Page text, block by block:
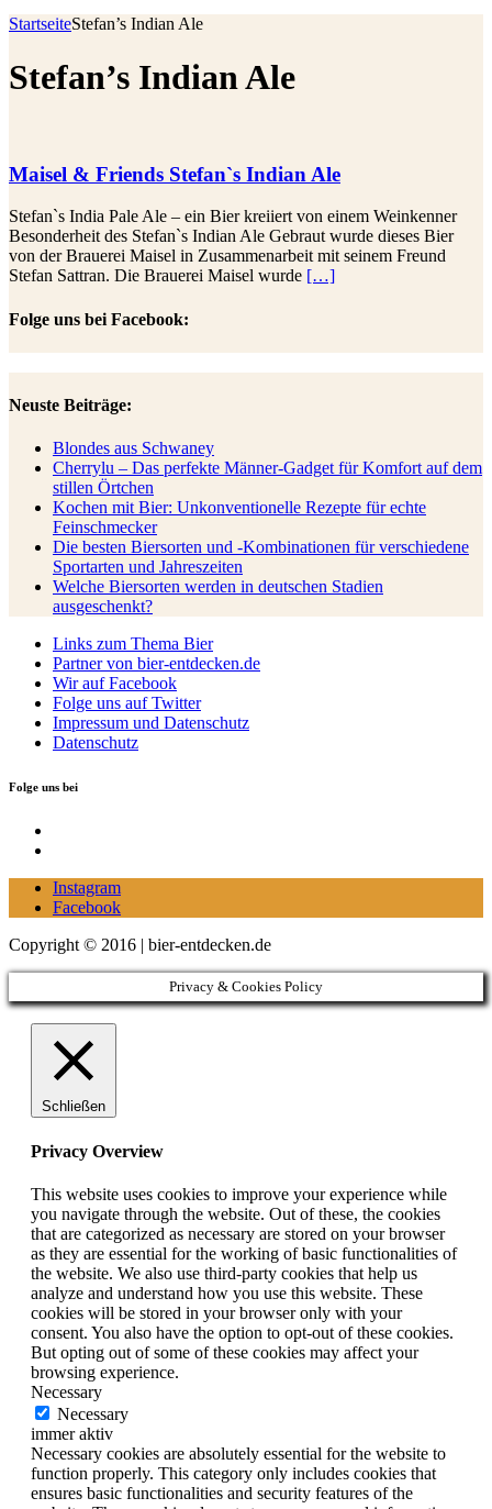
StartseiteStefan’s Indian Ale
Stefan’s Indian Ale
Maisel & Friends Stefan`s Indian Ale
Stefan`s India Pale Ale – ein Bier kreiiert von einem Weinkenner
Besonderheit des Stefan`s Indian Ale Gebraut wurde dieses Bier
von der Brauerei Maisel in Zusammenarbeit mit seinem Freund
Stefan Sattran. Die Brauerei Maisel wurde […]
Folge uns bei Facebook:
Neuste Beiträge:
Blondes aus Schwaney
Cherrylu – Das perfekte Männer-Gadget für Komfort auf dem
stillen Örtchen
Kochen mit Bier: Unkonventionelle Rezepte für echte
Feinschmecker
Die besten Biersorten und -Kombinationen für verschiedene
Sportarten und Jahreszeiten
Welche Biersorten werden in deutschen Stadien
ausgeschenkt?
Links zum Thema Bier
Partner von bier-entdecken.de
Wir auf Facebook
Folge uns auf Twitter
Impressum und Datenschutz
Datenschutz
Folge uns bei
Instagram
Facebook
Copyright © 2016 | bier-entdecken.de
Privacy & Cookies Policy
Schließen
Privacy Overview
This website uses cookies to improve your experience while
you navigate through the website. Out of these, the cookies
that are categorized as necessary are stored on your browser
as they are essential for the working of basic functionalities of
the website. We also use third-party cookies that help us
analyze and understand how you use this website. These
cookies will be stored in your browser only with your
consent. You also have the option to opt-out of these cookies.
But opting out of some of these cookies may affect your
browsing experience.
Necessary
Necessary
immer aktiv
Necessary cookies are absolutely essential for the website to
function properly. This category only includes cookies that
ensures basic functionalities and security features of the